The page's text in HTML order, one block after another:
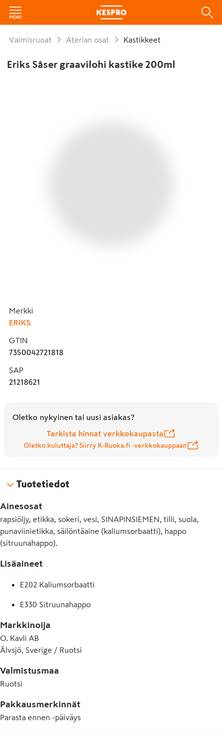
Valmisruoat Aterian osat Kastikkeet
Eriks Såser graavilohi kastike 200ml
Merkki
ERIKS
GTIN
7350042721818
SAP
21218621
Oletko nykyinen tai uusi asiakas?
Tarkista hinnat verkkokaupasta
Oletko kuluttaja? Siirry K-Ruoka.fi -verkkokauppaan
Tuotetiedot
Ainesosat
rapsiöljy, etikka, sokeri, vesi, SINAPINSIEMEN, tilli, suola,
punaviinietikka, säilöntäaine (kaliumsorbaatti), happo
(sitruunahappo).
Lisäaineet
E202 Kaliumsorbaatti
E330 Sitruunahappo
Markkinoija
O. Kavli AB
Älvsjö, Sverige / Ruotsi
Valmistusmaa
Ruotsi
Pakkausmerkinnät
Parasta ennen -päiväys